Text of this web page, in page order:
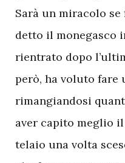
Sarà un miracolo
detto il monegasco
rientrato dopo
però, ha voluto fare
rimangiandosi
aver capito meglio
telaio una volta